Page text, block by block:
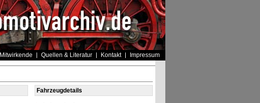
Mitwirkende Quellen & Literatur Kontakt Impressum
Fahrzeugdetails